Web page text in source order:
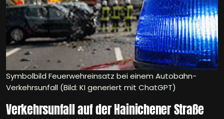
Symbolbild Feuerwehreinsatz bei einem Autobahn-
Verkehrsunfall (Bild: KI generiert mit ChatGPT)
Verkehrsunfall auf der Hainichener Straße